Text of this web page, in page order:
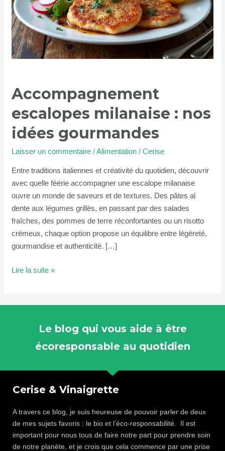
Accompagnement
escalopes milanaise : nos
idées gourmandes
Laisser un commentaire /Alimentation /Cerise
Entre traditions italiennes et créativité du quotidien, découvrir
avec quelle féérie accompagner une escalope milanaise
ouvre un monde de saveurs et de textures. Des pâtes al
dente aux légumes grillés, en passant par des salades
fraîches, des pommes de terre réconfortantes ou un risotto
crémeux, chaque option propose un équilibre entre légèreté,
gourmandise et authenticité. […]
idées
gourmandes
Lire la suite »
Le blog qui vous aide à être
écoresponsable au quotidien
Cerise & Vinaigrette
A travers ce blog, je suis heureuse de pouvoir parler de deux
de mes sujets favoris : le bio et l’éco-responsabilité. Il est
important pour nous tous de faire notre part pour prendre soin
de notre planète, et je crois que cela commence par une prise